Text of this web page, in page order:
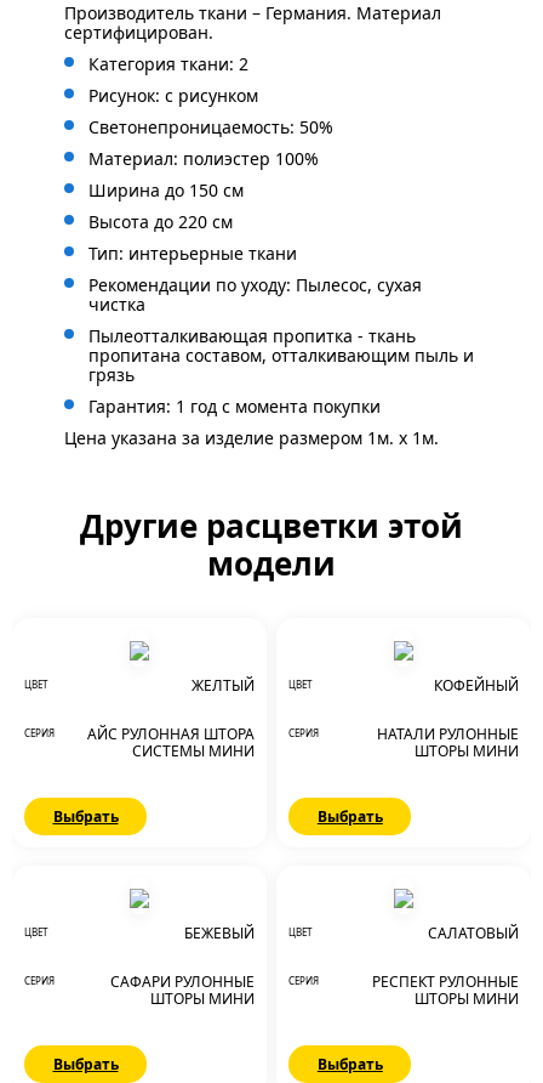
Производитель ткани – Германия. Материал
сертифицирован.
Категория ткани: 2
Рисунок: с рисунком
Светонепроницаемость: 50%
Материал: полиэстер 100%
Ширина до 150 см
Высота до 220 см
Тип: интерьерные ткани
Рекомендации по уходу: Пылесос, сухая
чистка
Пылеотталкивающая пропитка - ткань
пропитана составом, отталкивающим пыль и
грязь
Гарантия: 1 год с момента покупки
Цена указана за изделие размером 1м. x 1м.
Другие расцветки этой
модели
ЦВЕТ ЖЕЛТЫЙ
СЕРИЯ
АЙС РУЛОННАЯ ШТОРА
СИСТЕМЫ МИНИ
Выбрать
ЦВЕТ КОФЕЙНЫЙ
СЕРИЯ
НАТАЛИ РУЛОННЫЕ
ШТОРЫ МИНИ
Выбрать
ЦВЕТ БЕЖЕВЫЙ
СЕРИЯ
САФАРИ РУЛОННЫЕ
ШТОРЫ МИНИ
Выбрать
ЦВЕТ САЛАТОВЫЙ
СЕРИЯ
РЕСПЕКТ РУЛОННЫЕ
ШТОРЫ МИНИ
Выбрать